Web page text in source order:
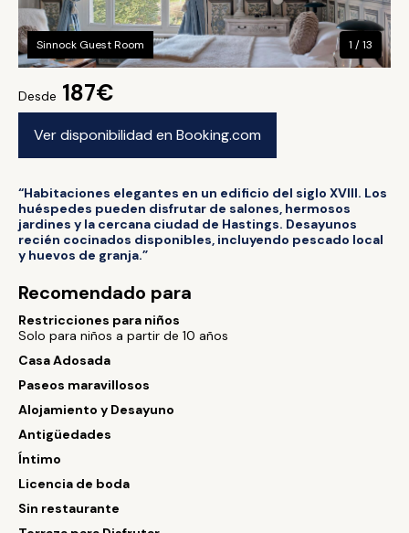
Desde 187€
Ver disponibilidad en Booking.com
Sinnock Guest Room 1 / 13
“Habitaciones elegantes en un edificio del siglo XVIII. Los
huéspedes pueden disfrutar de salones, hermosos
jardines y la cercana ciudad de Hastings. Desayunos
recién cocinados disponibles, incluyendo pescado local
y huevos de granja.”
Recomendado para
Restricciones para niños
Solo para niños a partir de 10 años
Casa Adosada
Paseos maravillosos
Alojamiento y Desayuno
Antigüedades
Íntimo
Licencia de boda
Sin restaurante